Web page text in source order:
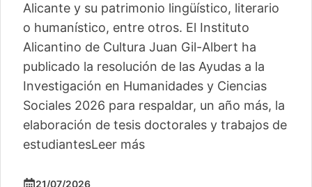
Alicante y su patrimonio lingüístico, literario
o humanístico, entre otros. El Instituto
Alicantino de Cultura Juan Gil-Albert ha
publicado la resolución de las Ayudas a la
Investigación en Humanidades y Ciencias
Sociales 2026 para respaldar, un año más, la
elaboración de tesis doctorales y trabajos de
estudiantesLeer más
21/07/2026